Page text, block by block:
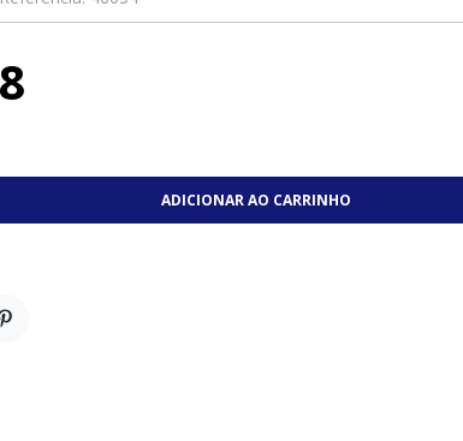
ADICIONAR AO CARRINHO